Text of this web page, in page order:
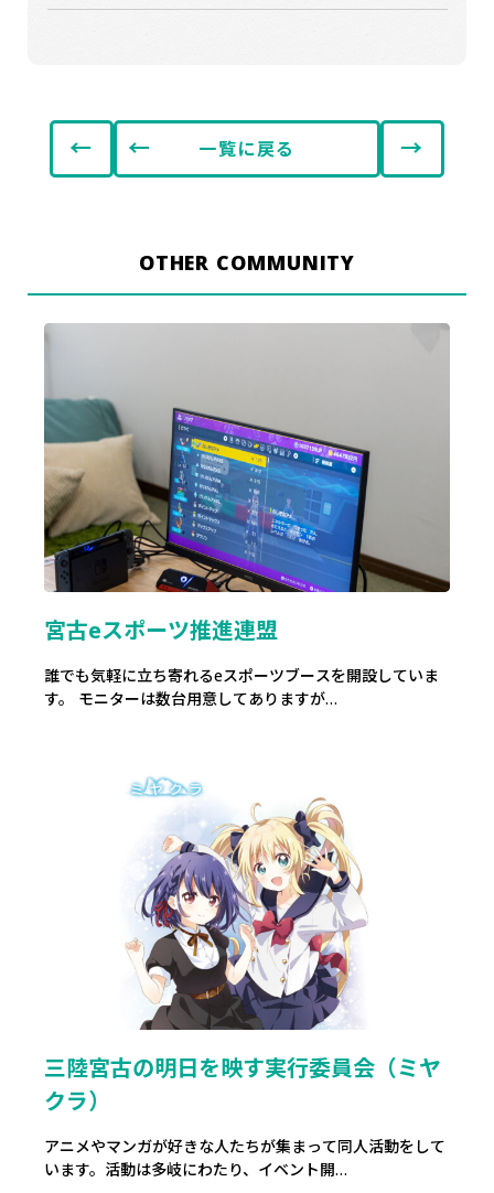
← 一覧に戻る →
OTHER COMMUNITY
宮古eスポーツ推進連盟
誰でも気軽に立ち寄れるeスポーツブースを開設していま
す。 モニターは数台用意してありますが…
三陸宮古の明日を映す実行委員会（ミヤ
クラ）
アニメやマンガが好きな人たちが集まって同人活動をして
います。活動は多岐にわたり、イベント開…